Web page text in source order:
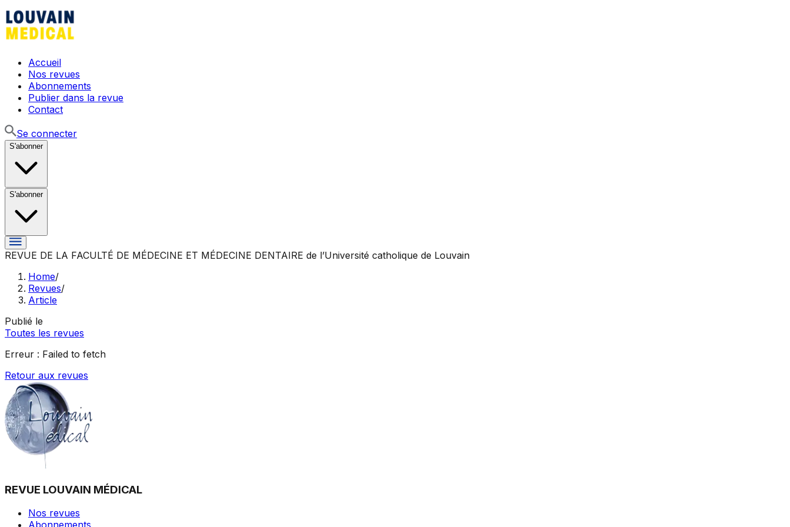
Accueil
Nos revues
Abonnements
Publier dans la revue
Contact
Se connecter
S'abonner
S'abonner
REVUE DE LA FACULTÉ DE MÉDECINE ET MÉDECINE DENTAIRE de l’Université catholique de Louvain
Home/
Revues/
Article
Publié le
Toutes les revues
Erreur : Failed to fetch
Retour aux revues
REVUE LOUVAIN MÉDICAL
Nos revues